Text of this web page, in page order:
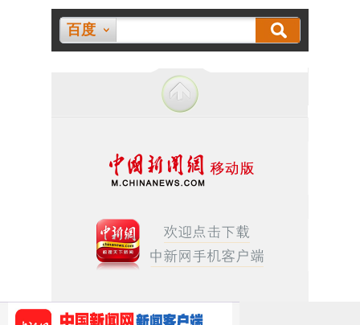
百度
[网上传播视听节目许可证(0106168)]